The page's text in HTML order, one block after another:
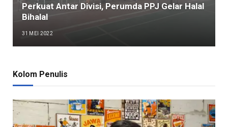
Perkuat Antar Divisi, Perumda PPJ Gelar Halal
Bihalal
31 MEI 2022
Kolom Penulis